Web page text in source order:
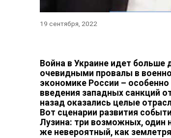
19 сентября, 2022
Война в Украине идет больше
очевидными провалы в
экономике России –
введения западных санкций
назад оказались целые
Вот сценарии развития
Лузина: три возможных, один
же невероятный, как